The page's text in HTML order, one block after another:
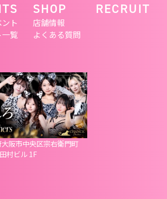
ト
覧
SHOP
店舗情報
よくある質問
RECRUIT
阪市中央区宗右衛門町
村ビル 1F